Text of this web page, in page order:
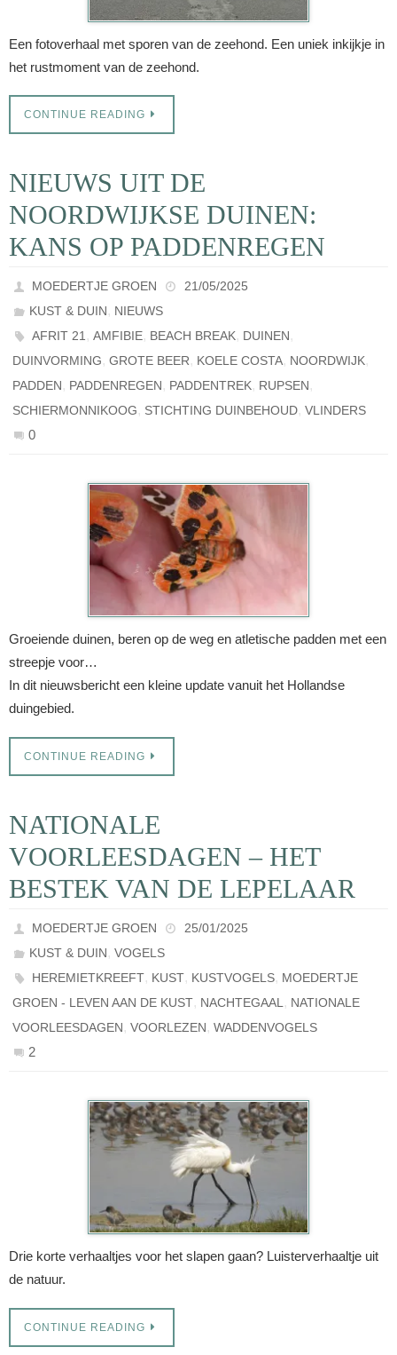
Een fotoverhaal met sporen van de zeehond. Een uniek inkijkje in
het rustmoment van de zeehond.
CONTINUE READING
NIEUWS UIT DE
NOORDWIJKSE DUINEN:
KANS OP PADDENREGEN
MOEDERTJE GROEN
21/05/2025
KUST & DUIN, NIEUWS
AFRIT 21 ,AMFIBIE, BEACH BREAK, DUINEN,
DUINVORMING, GROTE BEER, KOELE COSTA, NOORDWIJK,
PADDEN, PADDENREGEN, PADDENTREK, RUPSEN,
SCHIERMONNIKOOG, STICHTING DUINBEHOUD, VLINDERS
0
Groeiende duinen, beren op de weg en atletische padden met een
streepje voor…
In dit nieuwsbericht een kleine update vanuit het Hollandse
duingebied.
CONTINUE READING
NATIONALE
VOORLEESDAGEN – HET
BESTEK VAN DE LEPELAAR
MOEDERTJE GROEN
25/01/2025
KUST & DUIN,VOGELS
HEREMIETKREEFT, KUST, KUSTVOGELS, MOEDERTJE
GROEN - LEVEN AAN DE KUST, NACHTEGAAL , NATIONALE
VOORLEESDAGEN, VOORLEZEN, WADDENVOGELS
2
Drie korte verhaaltjes voor het slapen gaan? Luisterverhaaltje uit
de natuur.
CONTINUE READING